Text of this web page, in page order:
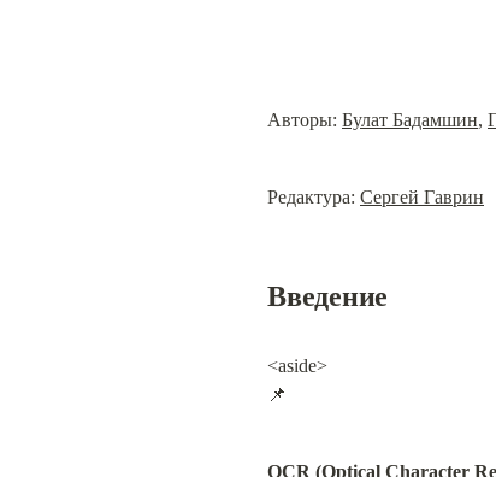
Авторы: Булат Бадамшин,
Редактура: Сергей Гаврин
Введение
<aside>
📌
OCR (Optical Character